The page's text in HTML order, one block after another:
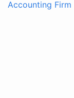
Accounting Firm